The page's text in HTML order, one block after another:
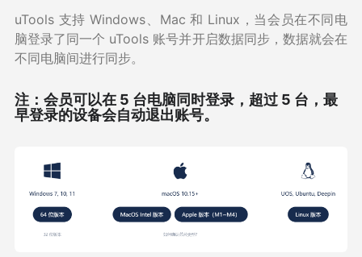
uTools 支持 Windows、Mac 和 Linux，当会员在不同电
脑登录了同一个 uTools 账号并开启数据同步，数据就会在
不同电脑间进行同步。
注：会员可以在 5 台电脑同时登录，超过 5 台，最
早登录的设备会自动退出账号。